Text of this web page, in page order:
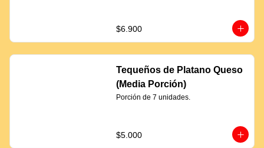
$6.900
Tequeños de Platano Queso
(Media Porción)
Porción de 7 unidades.
$5.000